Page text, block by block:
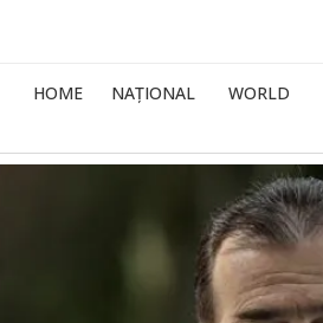
HOME NAȚIONAL WORLD